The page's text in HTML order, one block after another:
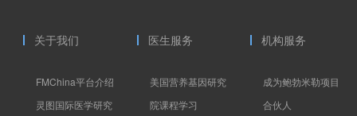
关于我们
FMChina平台介绍
灵图国际医学研究
医生服务
美国营养基因研究
院课程学习
机构服务
成为鲍勃米勒项目
合伙人